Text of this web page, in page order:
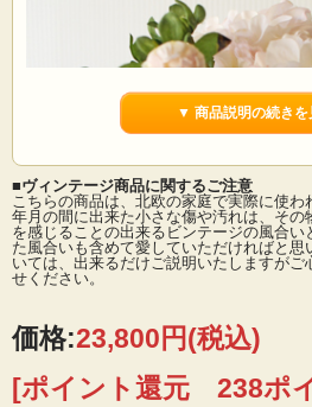
▼ 商品説明の続き
■ヴィンテージ商品に関するご注意
こちらの商品は、北欧の家庭で実際に使
年月の間に出来た小さな傷や汚れは、その
を感じることの出来るビンテージの風合い
た風合いも含めて愛していただければと
いては、出来るだけご説明いたしますが
せください。
価格:23,800円(税込)
[ポイント還元 238ポ